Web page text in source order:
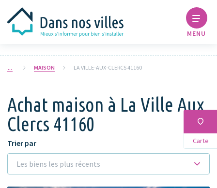
MENU
MAISON LA VILLE-AUX-CLERCS 41160
Achat maison à La Ville Aux
Clercs 41160
Carte
Trier par
Les biens les plus récents